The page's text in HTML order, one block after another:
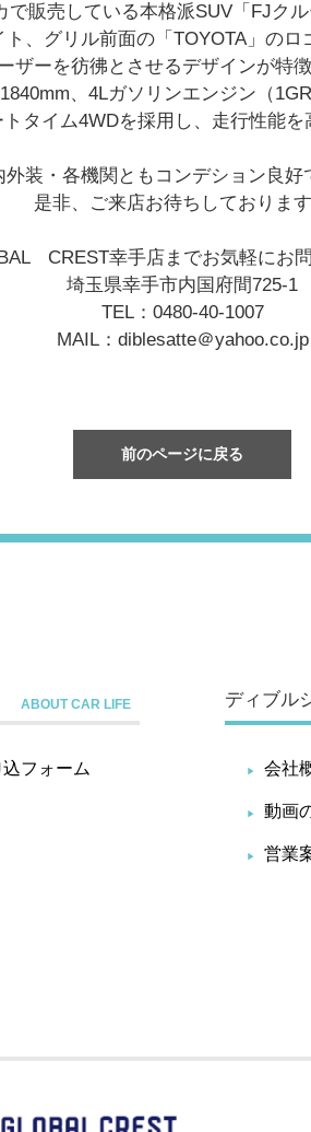
で販売している本格派SUV「FJク
、グリル前面の「TOYOTA」の
ザーを彷彿とさせるデザインが特
、4Lガソリンエンジン（
トタイム4WDを採用し、走行性能を
外装・各機関ともコンデション良好
是非、ご来店お待ちしております
CREST幸手店までお気軽にお問
埼玉県幸手市内国府間725-1
TEL：0480-40-1007
MAIL：diblesatte＠yahoo.co.jp
前のページに戻る
フォーム
ディブル
会社
動画
営業